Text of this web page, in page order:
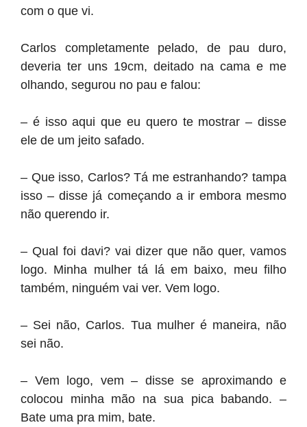
com o que vi.
Carlos completamente pelado, de pau duro,
deveria ter uns 19cm, deitado na cama e me
olhando, segurou no pau e falou:
– é isso aqui que eu quero te mostrar – disse
ele de um jeito safado.
– Que isso, Carlos? Tá me estranhando? tampa
isso – disse já começando a ir embora mesmo
não querendo ir.
– Qual foi davi? vai dizer que não quer, vamos
logo. Minha mulher tá lá em baixo, meu filho
também, ninguém vai ver. Vem logo.
– Sei não, Carlos. Tua mulher é maneira, não
sei não.
– Vem logo, vem – disse se aproximando e
colocou minha mão na sua pica babando. –
Bate uma pra mim, bate.